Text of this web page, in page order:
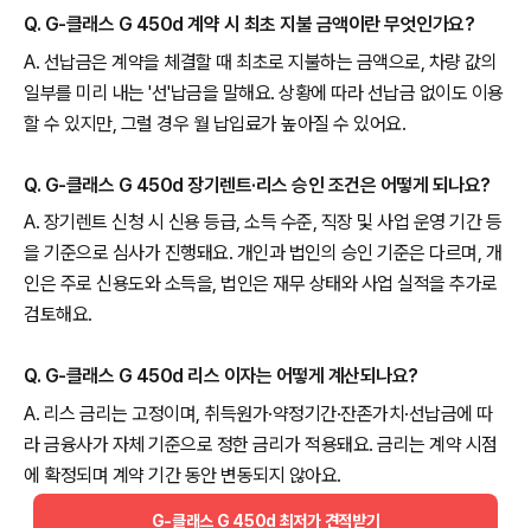
Q. G-클래스 G 450d 계약 시 최초 지불 금액이란 무엇인가요?
A. 선납금은 계약을 체결할 때 최초로 지불하는 금액으로, 차량 값의
일부를 미리 내는 '선'납금을 말해요. 상황에 따라 선납금 없이도 이용
할 수 있지만, 그럴 경우 월 납입료가 높아질 수 있어요.
Q. G-클래스 G 450d 장기렌트·리스 승인 조건은 어떻게 되나요?
A. 장기렌트 신청 시 신용 등급, 소득 수준, 직장 및 사업 운영 기간 등
을 기준으로 심사가 진행돼요. 개인과 법인의 승인 기준은 다르며, 개
인은 주로 신용도와 소득을, 법인은 재무 상태와 사업 실적을 추가로
검토해요.
Q. G-클래스 G 450d 리스 이자는 어떻게 계산되나요?
A. 리스 금리는 고정이며, 취득원가·약정기간·잔존가치·선납금에 따
라 금융사가 자체 기준으로 정한 금리가 적용돼요. 금리는 계약 시점
에 확정되며 계약 기간 동안 변동되지 않아요.
G-클래스 G 450d 최저가 견적받기